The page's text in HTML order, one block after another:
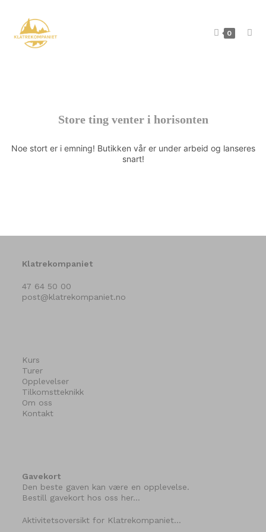
0
Store ting venter i horisonten
Noe stort er i emning! Butikken vår er under arbeid og lanseres
snart!
Klatrekompaniet
47 64 50 00
post@klatrekompaniet.no
Kurs
Turer
Opplevelser
Tilkomstteknikk
Om oss
Kontakt
Gavekort
Den beste gaven kan være en opplevelse.
Bestill gavekort hos oss her…
Aktivitetsoversikt for Klatrekompaniet…